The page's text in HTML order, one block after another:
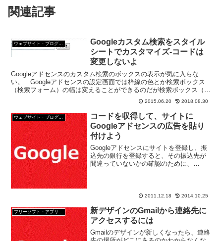
関連記事
Googleカスタム検索をスタイル
シートでカスタマイズ-コードは
変更しないよ
Googleアドセンスのカスタム検索のボックスの表示が気に入らな
い。 Googleアドセンスの設定画面では枠線の色とか検索ボックス
（検索フォーム）の幅は変えることができるのだが検索ボックス（検
索フォーム）の高さは指定できない。 でも、ほかの...
2015.06.20 2018.08.30
コードを収得して、サイトに
Googleアドセンスの広告を貼り
付けよう
Googleアドセンスにサイトを登録し、振
込先の銀行を登録すると、その振込先が
間違っていないかの確認のために、
2011.12.18 2014.10.25
新デザインのGmailから連絡先に
アクセスするには
Gmailのデザインが新しくなったら、連絡